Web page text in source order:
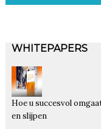
WHITEPAPERS
Hoe u succesvol
en slijpen